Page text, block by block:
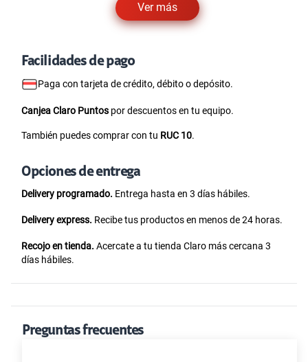
Ver más
Facilidades de pago
Paga con tarjeta de crédito, débito o depósito.
Canjea Claro Puntos por descuentos en tu equipo.
También puedes comprar con tu RUC 10.
Opciones de entrega
Delivery programado. Entrega hasta en 3 días hábiles.
Delivery express. Recibe tus productos en menos de 24 horas.
Recojo en tienda. Acercate a tu tienda Claro más cercana 3
días hábiles.
Preguntas frecuentes